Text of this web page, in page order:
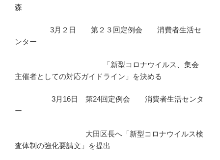
森
3月２日 第２３回定例会 消費者生活セ
ンター
「新型コロナウイルス、集会
主催者としての対応ガイドライン」を決める
3月16日 第24回定例会 消費者生活センタ
ー
大田区長へ「新型コロナウイルス検
査体制の強化要請文」を提出